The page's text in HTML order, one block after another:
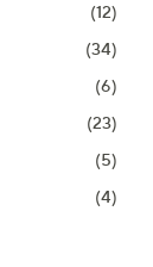
(12)
(34)
(6)
(23)
(5)
(4)